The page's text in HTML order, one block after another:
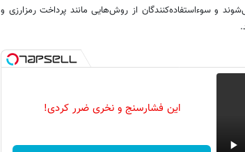
و سوءاستفاده‌کنندگان از روش‌هایی مانند پرداخت رمزارزی و
این فشارسنج و نخری ضرر کردی!